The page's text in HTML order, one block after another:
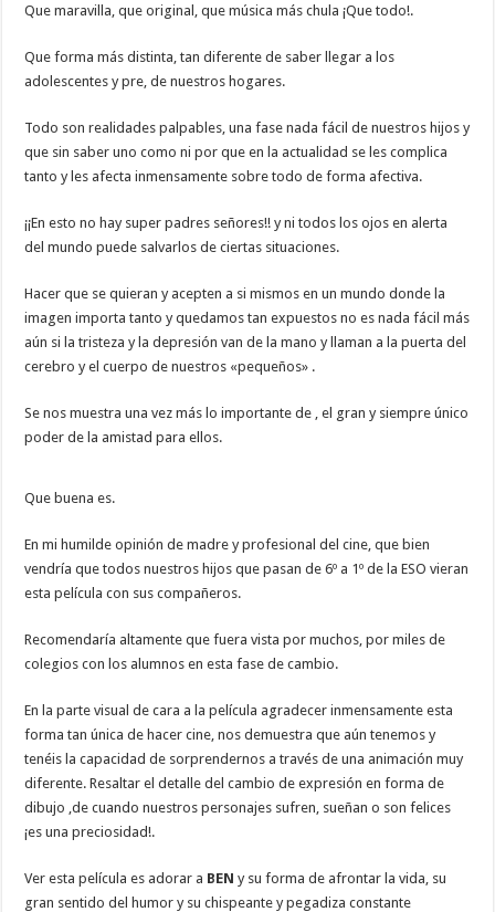
Que maravilla, que original, que música más chula ¡Que todo!.
Que forma más distinta, tan diferente de saber llegar a los
adolescentes y pre, de nuestros hogares.
Todo son realidades palpables, una fase nada fácil de nuestros hijos y
que sin saber uno como ni por que en la actualidad se les complica
tanto y les afecta inmensamente sobre todo de forma afectiva.
¡¡En esto no hay super padres señores!! y ni todos los ojos en alerta
del mundo puede salvarlos de ciertas situaciones.
Hacer que se quieran y acepten a si mismos en un mundo donde la
imagen importa tanto y quedamos tan expuestos no es nada fácil más
aún si la tristeza y la depresión van de la mano y llaman a la puerta del
cerebro y el cuerpo de nuestros «pequeños» .
Se nos muestra una vez más lo importante de , el gran y siempre único
poder de la amistad para ellos.
Que buena es.
En mi humilde opinión de madre y profesional del cine, que bien
vendría que todos nuestros hijos que pasan de 6º a 1º de la ESO vieran
esta película con sus compañeros.
Recomendaría altamente que fuera vista por muchos, por miles de
colegios con los alumnos en esta fase de cambio.
En la parte visual de cara a la película agradecer inmensamente esta
forma tan única de hacer cine, nos demuestra que aún tenemos y
tenéis la capacidad de sorprendernos a través de una animación muy
diferente. Resaltar el detalle del cambio de expresión en forma de
dibujo ,de cuando nuestros personajes sufren, sueñan o son felices
¡es una preciosidad!.
Ver esta película es adorar a BEN y su forma de afrontar la vida, su
gran sentido del humor y su chispeante y pegadiza constante